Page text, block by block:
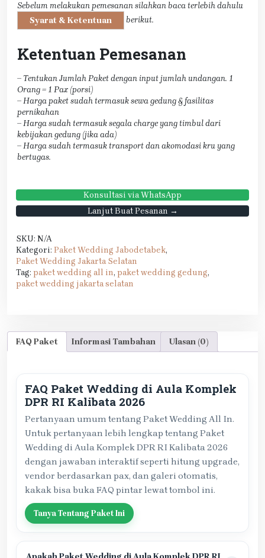
Sebelum melakukan pemesanan silahkan baca terlebih dahulu
Syarat & Ketentuan
berikut.
Ketentuan Pemesanan
– Tentukan Jumlah Paket dengan input jumlah undangan. 1
Orang = 1 Pax (porsi)
– Harga paket sudah termasuk sewa gedung & fasilitas
pernikahan
– Harga sudah termasuk segala charge yang timbul dari
kebijakan gedung (jika ada)
– Harga sudah termasuk transport dan akomodasi kru yang
bertugas.
Konsultasi via WhatsApp
Lanjut Buat Pesanan →
SKU: N/A
Kategori: Paket Wedding Jabodetabek,
Paket Wedding Jakarta Selatan
Tag: paket wedding all in, paket wedding gedung,
paket wedding jakarta selatan
FAQ Paket Informasi Tambahan Ulasan (0)
FAQ Paket Wedding di Aula Komplek
DPR RI Kalibata 2026
Pertanyaan umum tentang Paket Wedding All In.
Untuk pertanyaan lebih lengkap tentang Paket
Wedding di Aula Komplek DPR RI Kalibata 2026
dengan jawaban interaktif seperti hitung upgrade,
vendor berdasarkan pax, dan galeri otomatis,
kakak bisa buka FAQ pintar lewat tombol ini.
Tanya Tentang Paket Ini